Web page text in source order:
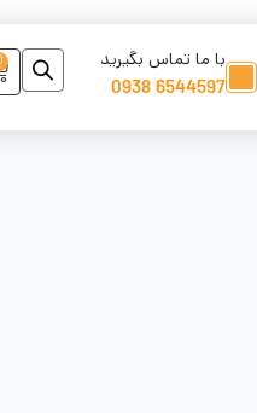
با ما تماس بگیرید
6544597 0938